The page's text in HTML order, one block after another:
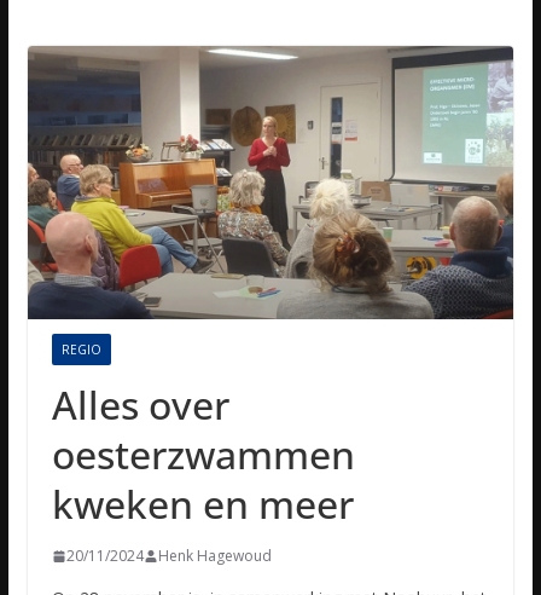
REGIO
Alles over
oesterzwammen
kweken en meer
20/11/2024 Henk Hagewoud